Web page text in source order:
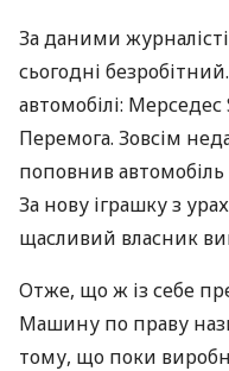
За даними
сьогодні
автомобілі: Мерседес
Перемога. Зовсім
поповнив
За нову іграшку з
щасливий власник
Отже, що ж із себе
Машину по праву
тому, що поки